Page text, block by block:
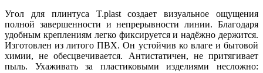
Угол для плинтуса T.рlast создает визуальное ощущения
полной завершенности и непрерывности линии. Благодаря
удобным креплениям легко фиксируется и надёжно держится.
Изготовлен из литого ПВХ. Он устойчив ко влаге и бытовой
химии, не обесцвечивается. Антистатичен, не притягивает
пыль. Ухаживать за пластиковыми изделиями несложно: